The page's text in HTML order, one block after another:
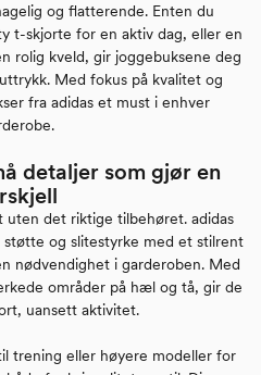
og flatterende. Enten du
t-skjorte for en aktiv dag, eller en
rolig kveld, gir joggebuksene deg
Med fokus på kvalitet og
fra adidas et must i enhver
detaljer som gjør en
det riktige tilbehøret. adidas
og slitestyrke med et stilrent
nødvendighet i garderoben. Med
områder på hæl og tå, gir de
uansett aktivitet.
trening eller høyere modeller for